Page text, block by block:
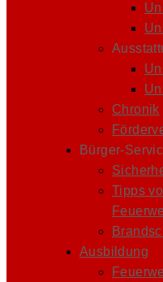
Chronik
Bürger-
Tipps
Ausbildung